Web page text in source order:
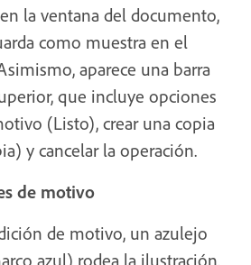
la ventana del documento,
como muestra en el
aparece una barra
que incluye opciones
(Listo), crear una copia
y cancelar la operación.
de motivo
de motivo, un azulejo
azul) rodea la ilustración.